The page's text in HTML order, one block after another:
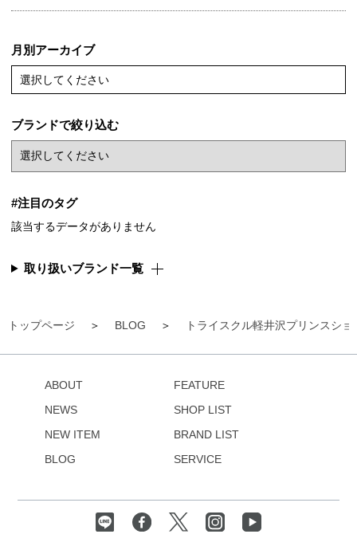
トップページ BLOG トライスクル軽井沢プリンスシ
月別アーカイブ
選択してください
ブランドで絞り込む
#注目のタグ
該当するデータがありません
取り扱いブランド一覧
ABOUT
NEWS
NEW ITEM
BLOG
FEATURE
SHOP LIST
BRAND LIST
SERVICE